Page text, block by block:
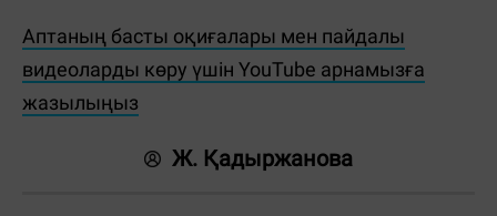
Аптаның басты оқиғалары мен пайдалы
видеоларды көру үшін YouTube арнамызға
жазылыңыз
Ж. Қадыржанова